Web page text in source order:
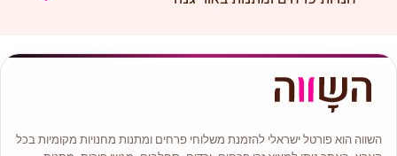
השווה הוא פורטל ישראלי להזמנת משלוחי פרחים ומתנות מחנויות מקומיות בכל